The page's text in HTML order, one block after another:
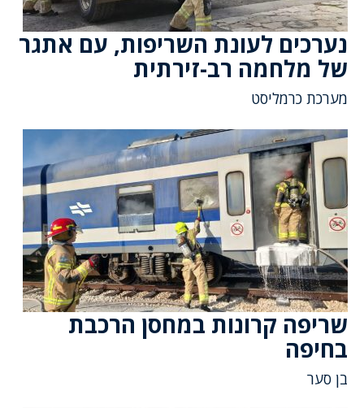
נערכים לעונת השריפות, עם אתגר
של מלחמה רב-זירתית
מערכת כרמליסט
שריפה קרונות במחסן הרכבת
בחיפה
בן סער